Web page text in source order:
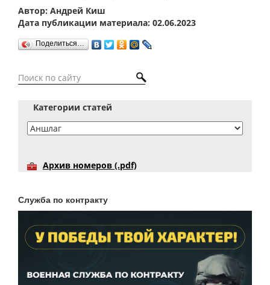
Автор: Андрей Киш
Дата публикации материала: 02.06.2023
Поделиться…
Категории статей
Архив номеров (.pdf)
Служба по контракту